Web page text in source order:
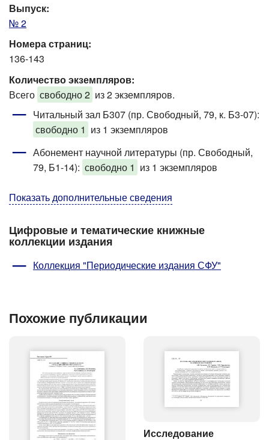
Выпуск:
№ 2
Номера страниц:
136-143
Количество экземпляров:
Всего свободно 2 из 2 экземпляров.
Читальный зал Б307 (пр. Свободный, 79, к. Б3-07):
свободно 1 из 1 экземпляров
Абонемент научной литературы (пр. Свободный,
79, Б1-14): свободно 1 из 1 экземпляров
Показать дополнительные сведения
Цифровые и тематические книжные
коллекции издания
Коллекция "Периодические издания СФУ"
Похожие публикации
Исследование